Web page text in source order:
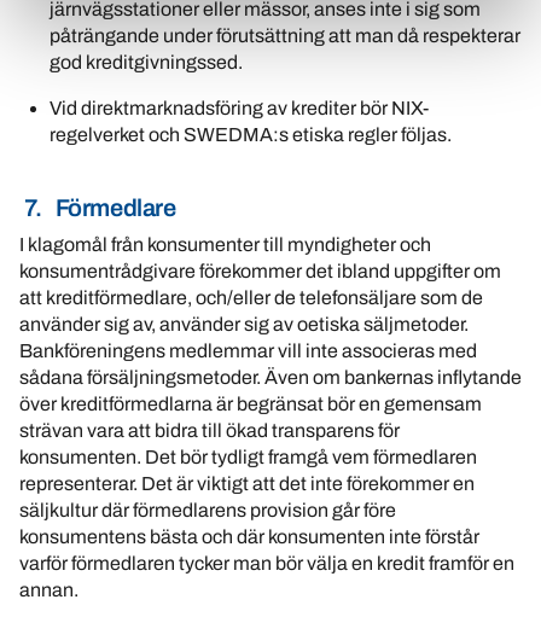
järnvägsstationer eller mässor, anses inte i sig som
påträngande under förutsättning att man då respekterar
god kreditgivningssed.
Vid direktmarknadsföring av krediter bör NIX-
regelverket och SWEDMA:s etiska regler följas.
7. Förmedlare
I klagomål från konsumenter till myndigheter och
konsumentrådgivare förekommer det ibland uppgifter om
att kreditförmedlare, och/eller de telefonsäljare som de
använder sig av, använder sig av oetiska säljmetoder.
Bankföreningens medlemmar vill inte associeras med
sådana försäljningsmetoder. Även om bankernas inflytande
över kreditförmedlarna är begränsat bör en gemensam
strävan vara att bidra till ökad transparens för
konsumenten. Det bör tydligt framgå vem förmedlaren
representerar. Det är viktigt att det inte förekommer en
säljkultur där förmedlarens provision går före
konsumentens bästa och där konsumenten inte förstår
varför förmedlaren tycker man bör välja en kredit framför en
annan.